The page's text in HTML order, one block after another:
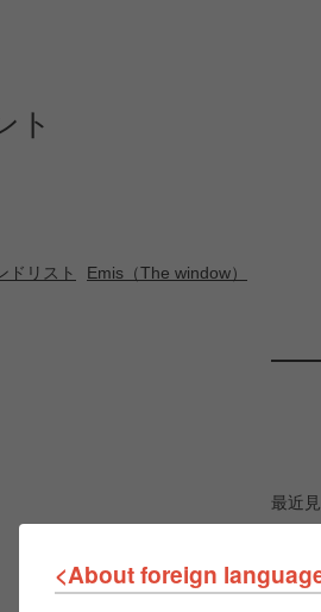
ト
ドリスト Emis（The window）
最近
<About foreign